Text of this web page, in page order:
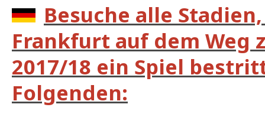
Besuche alle
Frankfurt auf dem Weg
2017/18 ein Spiel
Folgenden: